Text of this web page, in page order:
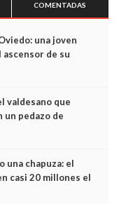
COMENTADAS
una joven
de su
sus últimos minutos
valdesano que
un pedazo de
una chapuza: el
casi 20 millones el
no cabían por los